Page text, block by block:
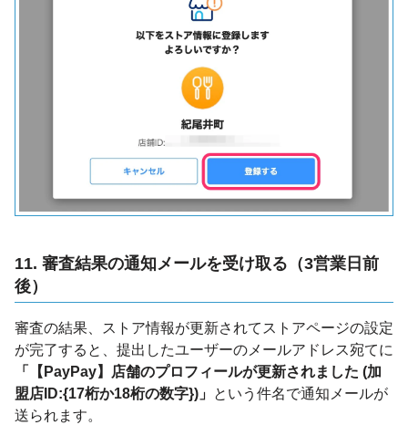
11. 審査結果の通知メールを受け取る（3営業日前
後）
審査の結果、ストア情報が更新されてストアページの設定
が完了すると、提出したユーザーのメールアドレス宛てに
「【PayPay】店舗のプロフィールが更新されました (加
盟店ID:{17桁か18桁の数字})」 という件名で通知メールが
送られます。